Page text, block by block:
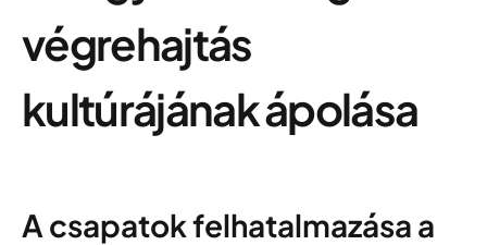
végrehajtás
kultúrájának ápolása
A csapatok felhatalmazása a